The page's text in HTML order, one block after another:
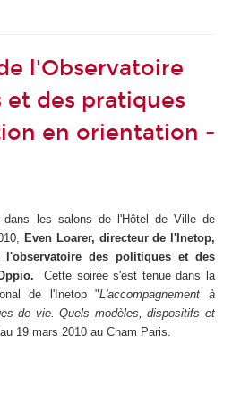
l'Observatoire
des pratiques
en orientation -
dans les salons de l'Hôtel de Ville de
Even Loarer, directeur de l'Inetop,
des politiques et des
Cette soirée s'est tenue dans la
de l'Inetop "L'accompagnement à
de vie. Quels modèles, dispositifs et
19 mars 2010 au Cnam Paris.